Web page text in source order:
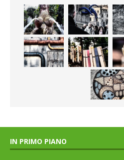
IN PRIMO PIANO